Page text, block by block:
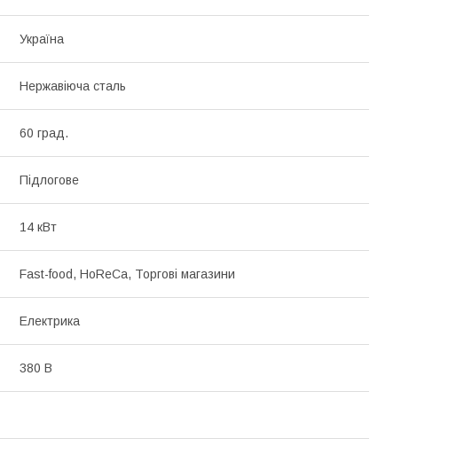
Україна
Нержавіюча сталь
60 град.
Підлогове
14 кВт
Fast-food, HoReCa, Торгові магазини
Електрика
380 В